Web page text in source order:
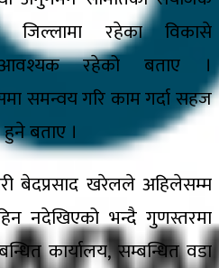
जिल्लामा रहेका विकासे
आवश्यक रहेको बताए ।
समन्वय गरि काम गर्दा सहज
बताए ।
बेदप्रसाद खरेलले अहिलेसम्म
नदेखिएको भन्दै गुणस्तरमा
कार्यालय, सम्बन्धित वडा